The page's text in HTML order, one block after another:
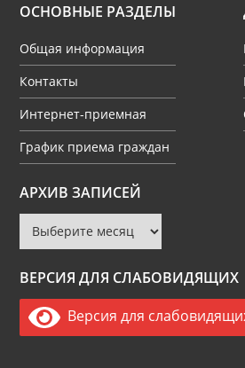
ОСНОВНЫЕ РАЗДЕЛЫ
Общая информация
Контакты
Интернет-приемная
График приема граждан
АРХИВ ЗАПИСЕЙ
Архив
записей
ВЕРСИЯ ДЛЯ СЛАБОВИДЯЩИХ
Версия для